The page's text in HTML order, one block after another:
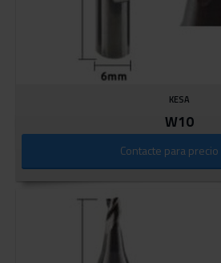
KESA
W10
Contacte para precio